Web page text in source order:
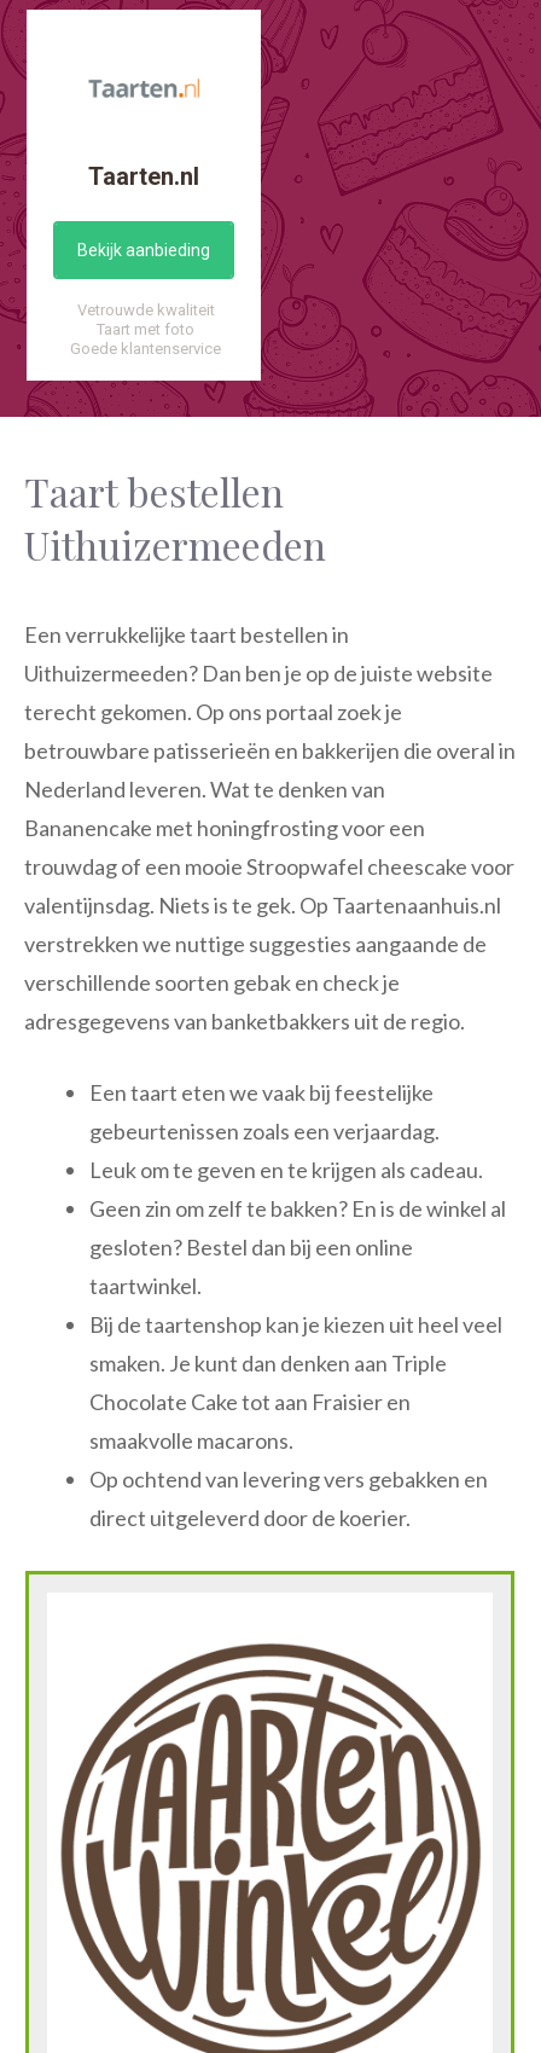
Taarten.nl
Bekijk aanbieding
Vetrouwde kwaliteit
Taart met foto
Goede klantenservice
Taart bestellen
Uithuizermeeden
Een verrukkelijke taart bestellen in
Uithuizermeeden? Dan ben je op de juiste website
terecht gekomen. Op ons portaal zoek je
betrouwbare patisserieën en bakkerijen die overal in
Nederland leveren. Wat te denken van
Bananencake met honingfrosting voor een
trouwdag of een mooie Stroopwafel cheescake voor
valentijnsdag. Niets is te gek. Op Taartenaanhuis.nl
verstrekken we nuttige suggesties aangaande de
verschillende soorten gebak en check je
adresgegevens van banketbakkers uit de regio.
Een taart eten we vaak bij feestelijke
gebeurtenissen zoals een verjaardag.
Leuk om te geven en te krijgen als cadeau.
Geen zin om zelf te bakken? En is de winkel al
gesloten? Bestel dan bij een online
taartwinkel.
Bij de taartenshop kan je kiezen uit heel veel
smaken. Je kunt dan denken aan Triple
Chocolate Cake tot aan Fraisier en
smaakvolle macarons.
Op ochtend van levering vers gebakken en
direct uitgeleverd door de koerier.